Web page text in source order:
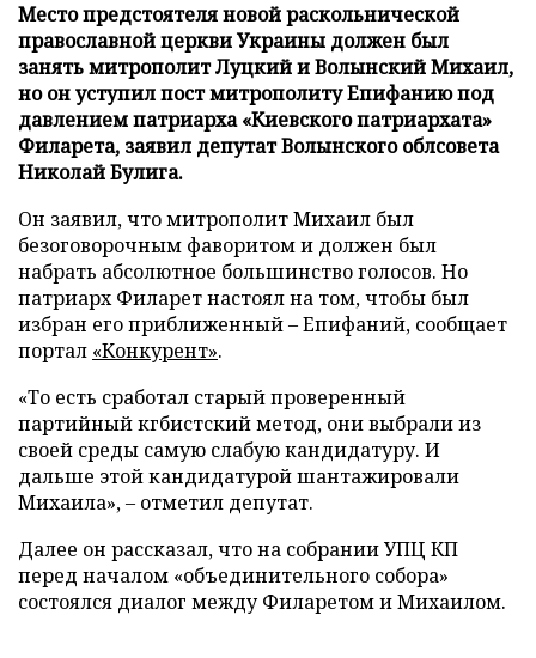
Место предстоятеля новой раскольнической
православной церкви Украины должен был
занять митрополит Луцкий и Волынский Михаил,
но он уступил пост митрополиту Епифанию под
давлением патриарха «Киевского патриархата»
Филарета, заявил депутат Волынского облсовета
Николай Булига.
Он заявил, что митрополит Михаил был
безоговорочным фаворитом и должен был
набрать абсолютное большинство голосов. Но
патриарх Филарет настоял на том, чтобы был
избран его приближенный – Епифаний, сообщает
портал «Конкурент».
«То есть сработал старый проверенный
партийный кгбистский метод, они выбрали из
своей среды самую слабую кандидатуру. И
дальше этой кандидатурой шантажировали
Михаила», – отметил депутат.
Далее он рассказал, что на собрании УПЦ КП
перед началом «объединительного собора»
состоялся диалог между Филаретом и Михаилом.